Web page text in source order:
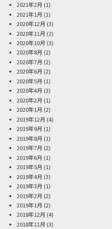
2021年2月 (1)
2021年1月 (1)
2020年12月 (3)
2020年11月 (2)
2020年10月 (3)
2020年8月 (2)
2020年7月 (2)
2020年6月 (2)
2020年5月 (1)
2020年4月 (3)
2020年2月 (1)
2020年1月 (2)
2019年12月 (4)
2019年9月 (1)
2019年8月 (1)
2019年7月 (2)
2019年6月 (1)
2019年5月 (1)
2019年4月 (3)
2019年3月 (1)
2019年2月 (2)
2019年1月 (2)
2018年12月 (4)
2018年11月 (3)